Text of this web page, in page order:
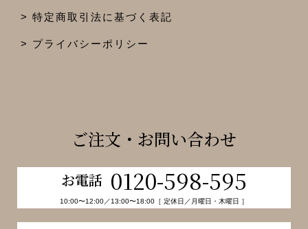
特定商取引法に基づく表記
プライバシーポリシー
ご注文・お問い合わせ
お電話 0120-598-595
10:00〜12:00／13:00〜18:00［ 定休日／月曜日・木曜日 ］